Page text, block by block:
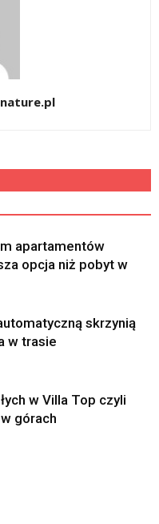
apartamentów
opcja niż pobyt w
skrzynią
w trasie
w Villa Top czyli
górach